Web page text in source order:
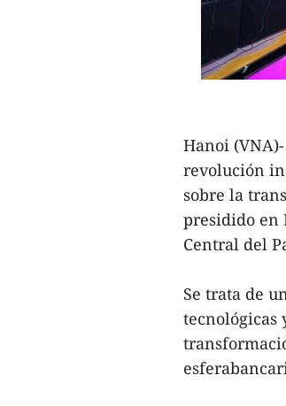
Hanoi
revolución
sobre la
presidido en
Central del
Se trata de
tecnológicas